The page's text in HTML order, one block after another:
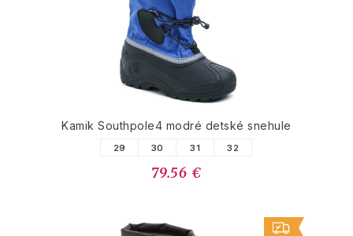
Kamik Southpole4 modré detské snehule
29 30 31 32
79.56 €